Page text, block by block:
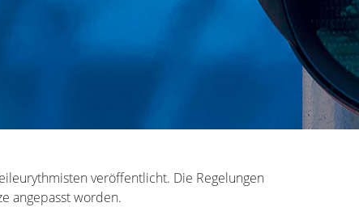
veröffentlicht. Die Regelungen
angepasst worden.